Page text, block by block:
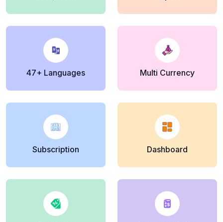
47+ Languages Multi Currency
Subscription Dashboard